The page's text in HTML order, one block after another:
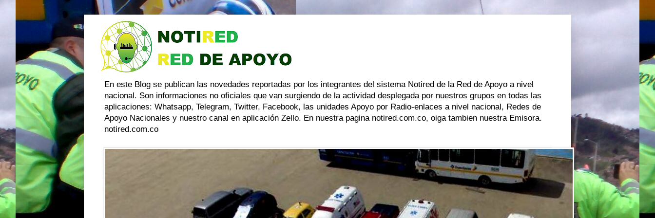
En este Blog se publican las novedades reportadas por los integrantes del sistema Notired de la Red de Apoyo a nivel
nacional. Son informaciones no oficiales que van surgiendo de la actividad desplegada por nuestros grupos en todas las
aplicaciones: Whatsapp, Telegram, Twitter, Facebook, las unidades Apoyo por Radio-enlaces a nivel nacional, Redes de
Apoyo Nacionales y nuestro canal en aplicación Zello. En nuestra pagina notired.com.co, oiga tambien nuestra Emisora.
notired.com.co